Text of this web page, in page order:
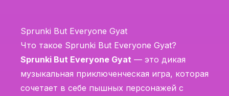
Sprunki But Everyone Gyat
Что такое Sprunki But Everyone Gyat?
Sprunki But Everyone Gyat — это дикая
музыкальная приключенческая игра, которая
сочетает в себе пышных персонажей с